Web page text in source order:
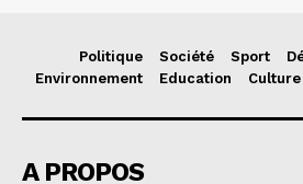
Politique Société Sport
Environnement
Education Culture
A PROPOS